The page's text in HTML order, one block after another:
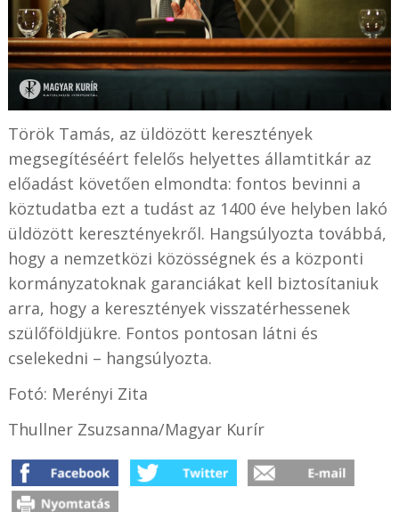
Török Tamás, az üldözött keresztények
megsegítéséért felelős helyettes államtitkár az
előadást követően elmondta: fontos bevinni a
köztudatba ezt a tudást az 1400 éve helyben lakó
üldözött keresztényekről. Hangsúlyozta továbbá,
hogy a nemzetközi közösségnek és a központi
kormányzatoknak garanciákat kell biztosítaniuk
arra, hogy a keresztények visszatérhessenek
szülőföldjükre. Fontos pontosan látni és
cselekedni – hangsúlyozta.
Fotó: Merényi Zita
Thullner Zsuzsanna/Magyar Kurír